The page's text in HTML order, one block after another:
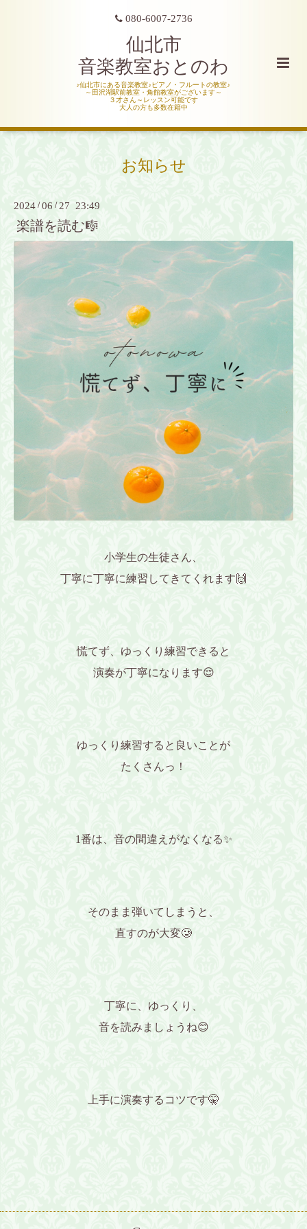
080-6007-2736
仙北市
音楽教室おとのわ
♪仙北市にある音楽教室♪ピアノ・フルートの教室♪
～田沢湖駅前教室・角館教室がございます～
３才さん～レッスン可能です
大人の方も多数在籍中
お知らせ
2024 /06 / 27 23:49
楽譜を読む🎼
小学生の生徒さん、
丁寧に丁寧に練習してきてくれます🙌
慌てず、ゆっくり練習できると
演奏が丁寧になります😌
ゆっくり練習すると良いことが
たくさんっ！
1番は、音の間違えがなくなる✨
そのまま弾いてしまうと、
直すのが大変🥲
丁寧に、ゆっくり、
音を読みましょうね😊
上手に演奏するコツです🤫